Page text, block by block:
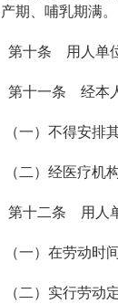
产期、哺乳期满。
第十条 用人单
第十一条 经本
（一）不得安排
（二）经医疗机
第十二条 用人
（一）在劳动时
（二）实行劳动